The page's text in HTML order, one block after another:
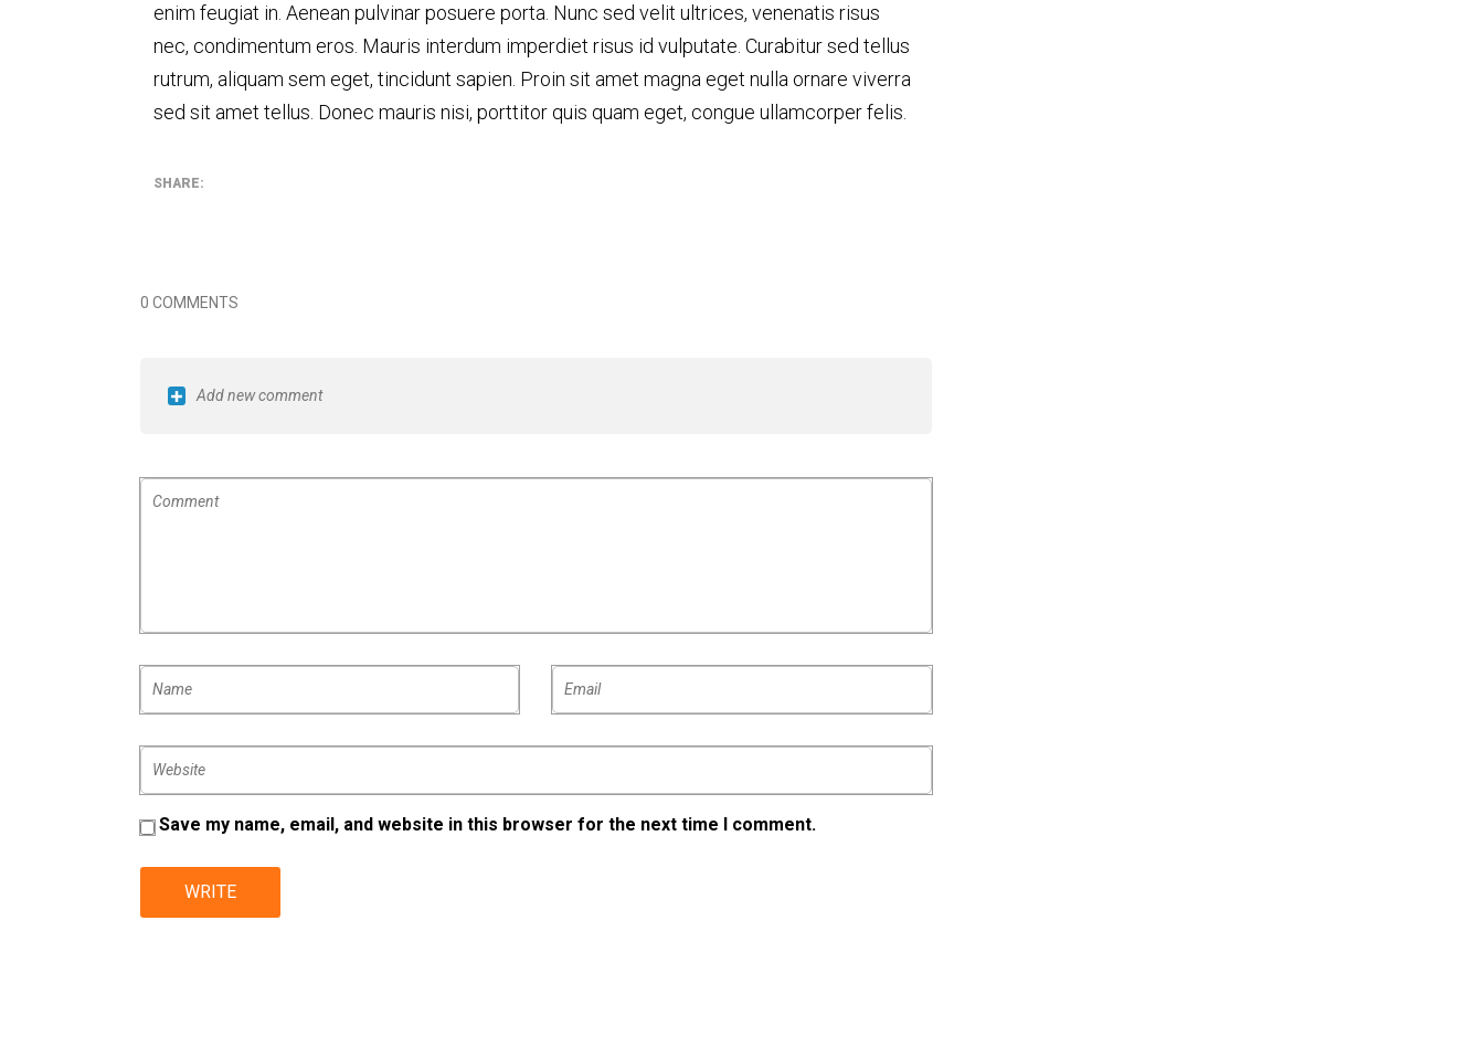
enim feugiat in. Aenean pulvinar posuere porta. Nunc sed velit ultrices, venenatis risus
nec, condimentum eros. Mauris interdum imperdiet risus id vulputate. Curabitur sed tellus
rutrum, aliquam sem eget, tincidunt sapien. Proin sit amet magna eget nulla ornare viverra
sed sit amet tellus. Donec mauris nisi, porttitor quis quam eget, congue ullamcorper felis.
SHARE:
0 COMMENTS
Add new comment
Save my name, email, and website in this browser for the next time I comment.